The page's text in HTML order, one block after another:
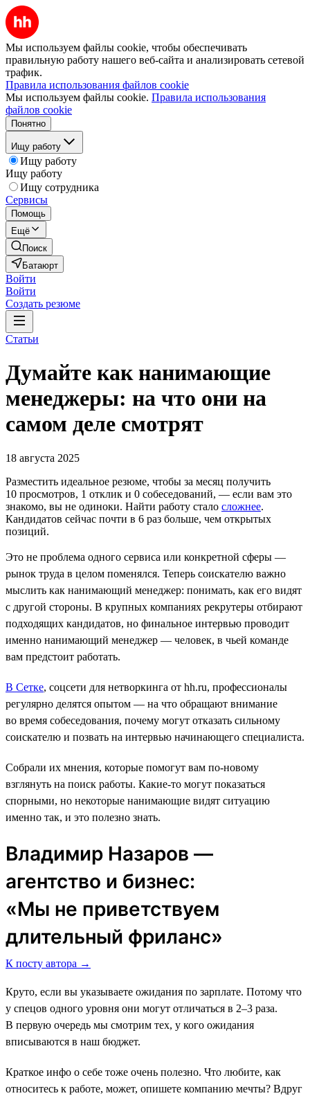
Мы используем файлы cookie, чтобы обеспечивать
правильную работу нашего веб-сайта и анализировать сетевой
трафик.
Правила использования файлов cookie
Мы используем файлы cookie. Правила использования
файлов cookie
Понятно
Ищу работу
Ищу работу
Ищу работу
Ищу сотрудника
Сервисы
Помощь
Ещё
Поиск
Батаюрт
Войти
Войти
Создать резюме
Статьи
Думайте как нанимающие
менеджеры: на что они на
самом деле смотрят
18 августа 2025
Разместить идеальное резюме, чтобы за месяц получить
10 просмотров, 1 отклик и 0 собеседований, ― если вам это
знакомо, вы не одиноки. Найти работу стало сложнее.
Кандидатов сейчас почти в 6 раз больше, чем открытых
позиций.
Это не проблема одного сервиса или конкретной сферы —
рынок труда в целом поменялся. Теперь соискателю важно
мыслить как нанимающий менеджер: понимать, как его видят
с другой стороны. В крупных компаниях рекрутеры отбирают
подходящих кандидатов, но финальное интервью проводит
именно нанимающий менеджер ― человек, в чьей команде
вам предстоит работать.
В Сетке, соцсети для нетворкинга от hh.ru, профессионалы
регулярно делятся опытом — на что обращают внимание
во время собеседования, почему могут отказать сильному
соискателю и позвать на интервью начинающего специалиста.
Собрали их мнения, которые помогут вам по-новому
взглянуть на поиск работы. Какие-то могут показаться
спорными, но некоторые нанимающие видят ситуацию
именно так, и это полезно знать.
Владимир Назаров —
агентство и бизнес:
«Мы не приветствуем
длительный фриланс»
К посту автора →
Круто, если вы указываете ожидания по зарплате. Потому что
у спецов одного уровня они могут отличаться в 2–3 раза.
В первую очередь мы смотрим тех, у кого ожидания
вписываются в наш бюджет.
Краткое инфо о себе тоже очень полезно. Что любите, как
относитесь к работе, может, опишете компанию мечты? Вдруг